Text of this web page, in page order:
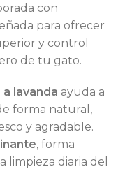
con
para ofrecer
y control
de tu gato.
lavanda ayuda a
forma natural,
y agradable.
, forma
limpieza diaria del